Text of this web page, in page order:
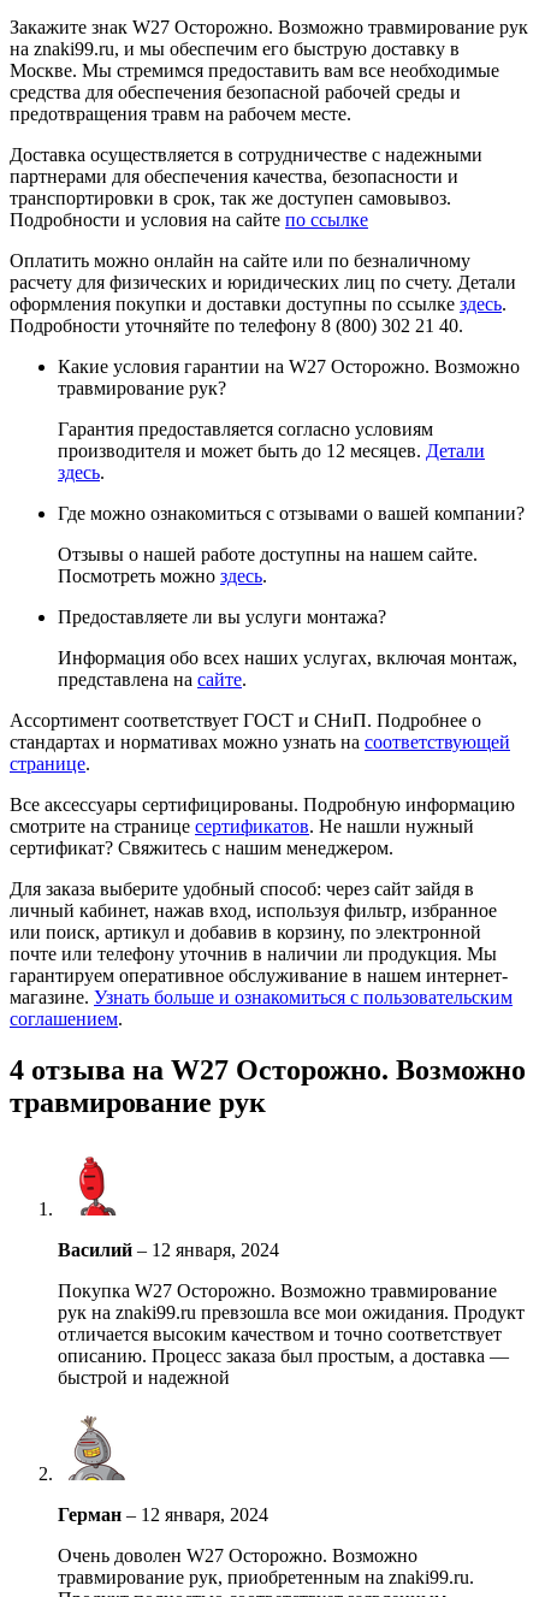
Закажите знак W27 Осторожно. Возможно травмирование рук
на znaki99.ru, и мы обеспечим его быструю доставку в
Москве. Мы стремимся предоставить вам все необходимые
средства для обеспечения безопасной рабочей среды и
предотвращения травм на рабочем месте.
Доставка осуществляется в сотрудничестве с надежными
партнерами для обеспечения качества, безопасности и
транспортировки в срок, так же доступен самовывоз.
Подробности и условия на сайте по ссылке
Оплатить можно онлайн на сайте или по безналичному
расчету для физических и юридических лиц по счету. Детали
оформления покупки и доставки доступны по ссылке здесь.
Подробности уточняйте по телефону 8 (800) 302 21 40.
Какие условия гарантии на W27 Осторожно. Возможно
травмирование рук?
Гарантия предоставляется согласно условиям
производителя и может быть до 12 месяцев. Детали
здесь.
Где можно ознакомиться с отзывами о вашей компании?
Отзывы о нашей работе доступны на нашем сайте.
Посмотреть можно здесь.
Предоставляете ли вы услуги монтажа?
Информация обо всех наших услугах, включая монтаж,
представлена на сайте.
Ассортимент соответствует ГОСТ и СНиП. Подробнее о
стандартах и нормативах можно узнать на соответствующей
странице.
Все аксессуары сертифицированы. Подробную информацию
смотрите на странице сертификатов. Не нашли нужный
сертификат? Свяжитесь с нашим менеджером.
Для заказа выберите удобный способ: через сайт зайдя в
личный кабинет, нажав вход, используя фильтр, избранное
или поиск, артикул и добавив в корзину, по электронной
почте или телефону уточнив в наличии ли продукция. Мы
гарантируем оперативное обслуживание в нашем интернет-
магазине. Узнать больше и ознакомиться с пользовательским
соглашением.
4 отзыва на W27 Осторожно. Возможно
травмирование рук
Василий – 12 января, 2024
Покупка W27 Осторожно. Возможно травмирование
рук на znaki99.ru превзошла все мои ожидания. Продукт
отличается высоким качеством и точно соответствует
описанию. Процесс заказа был простым, а доставка —
быстрой и надежной
Герман – 12 января, 2024
Очень доволен W27 Осторожно. Возможно
травмирование рук, приобретенным на znaki99.ru.